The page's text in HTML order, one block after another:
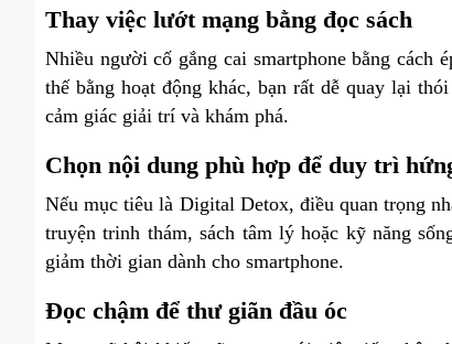
Thay việc lướt mạng bằng đọc sách
Nhiều người cố gắng cai smartphone bằng cách
thế bằng hoạt động khác, bạn rất dễ quay lại
cảm giác giải trí và khám phá.
Chọn nội dung phù hợp để duy trì
Nếu mục tiêu là Digital Detox, điều quan trọng
truyện trinh thám, sách tâm lý hoặc kỹ năng
giảm thời gian dành cho smartphone.
Đọc chậm để thư giãn đầu óc